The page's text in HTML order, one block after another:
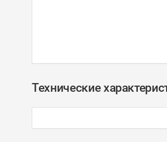
Технические